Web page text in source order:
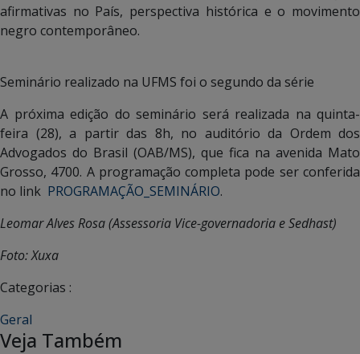
afirmativas no País, perspectiva histórica e o movimento
negro contemporâneo.
Seminário realizado na UFMS foi o segundo da série
A próxima edição do seminário será realizada na quinta-
feira (28), a partir das 8h, no auditório da Ordem dos
Advogados do Brasil (OAB/MS), que fica na avenida Mato
Grosso, 4700. A programação completa pode ser conferida
no link PROGRAMAÇÃO_SEMINÁRIO.
Leomar Alves Rosa (Assessoria Vice-governadoria e Sedhast)
Foto: Xuxa
Categorias :
Geral
Veja Também